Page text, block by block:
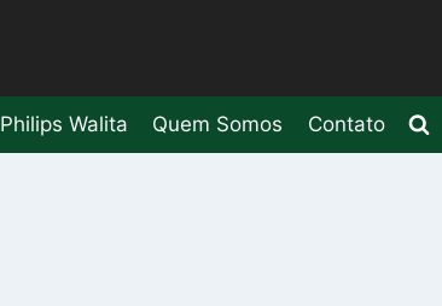
Philips Walita Quem Somos Contato